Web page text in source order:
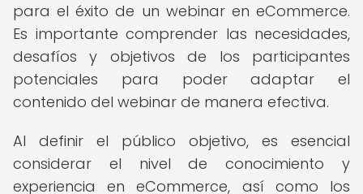
para el éxito de un webinar en eCommerce.
Es importante comprender las necesidades,
desafíos y objetivos de los participantes
potenciales para poder adaptar el
contenido del webinar de manera efectiva.
Al definir el público objetivo, es esencial
considerar el nivel de conocimiento y
experiencia en eCommerce, así como los